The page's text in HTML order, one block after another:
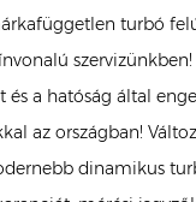
turbó
a hatóság által
az országban!
dinamikus